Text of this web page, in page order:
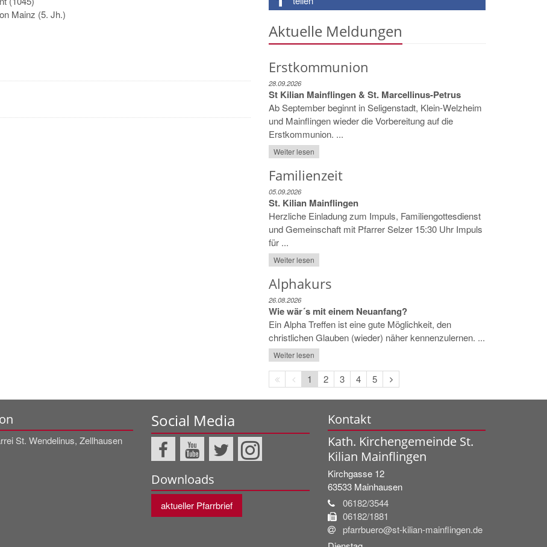
Mainz (5. Jh.)
Aktuelle Meldungen
Erstkommunion
28.09.2026
St Kilian Mainflingen & St. Marcellinus-Petrus
Ab September beginnt in Seligenstadt, Klein-Welzheim
und Mainflingen wieder die Vorbereitung auf die
Erstkommunion. ...
Weiter lesen
Familienzeit
05.09.2026
St. Kilian Mainflingen
Herzliche Einladung zum Impuls, Familiengottesdienst
und Gemeinschaft mit Pfarrer Selzer 15:30 Uhr Impuls
für ...
Weiter lesen
Alphakurs
26.08.2026
Wie wär´s mit einem Neuanfang?
Ein Alpha Treffen ist eine gute Möglichkeit, den
christlichen Glauben (wieder) näher kennenzulernen. ...
Weiter lesen
Erste
Seite
Vorherige
Seite
1 2 3 4 5
Nächste
Seite
St. Wendelinus, Zellhausen
Social Media
Downloads
aktueller Pfarrbrief
Kontakt
Kath. Kirchengemeinde St.
Kilian Mainflingen
Kirchgasse 12
63533 Mainhausen
06182/3544
06182/1881
pfarrbuero@st-kilian-mainflingen.de